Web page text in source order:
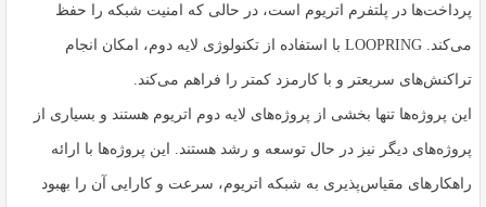
پرداخت‌ها در پلتفرم اتریوم است، در حالی که امنیت شبکه را حفظ
می‌کند. LOOPRING با استفاده از تکنولوژی لایه دوم، امکان انجام
تراکنش‌های سریعتر و با کارمزد کمتر را فراهم می‌کند.
این پروژه‌ها تنها بخشی از پروژه‌های لایه دوم اتریوم هستند و بسیاری از
پروژه‌های دیگر نیز در حال توسعه و رشد هستند. این پروژه‌ها با ارائه
راهکارهای مقیاس‌پذیری به شبکه اتریوم، سرعت و کارایی آن را بهبود